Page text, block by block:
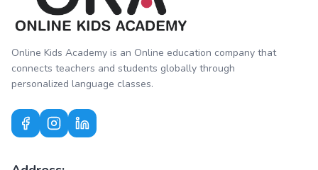
Online Kids Academy is an Online education company that
connects teachers and students globally through
personalized language classes.